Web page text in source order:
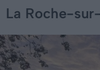
La Roche-